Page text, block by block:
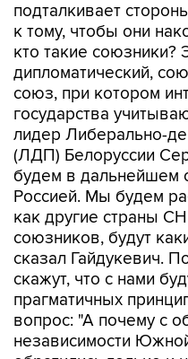
подталкивает
к тому, чтобы они
кто такие союзники?
дипломатический,
союз, при котором
государства
лидер Либерально-
(ЛДП) Белоруссии
будем в дальнейшем
Россией. Мы будем
как другие страны
союзников, будут
сказал Гайдукевич.
скажут, что с нами
прагматичных
вопрос: "А почему с
независимости